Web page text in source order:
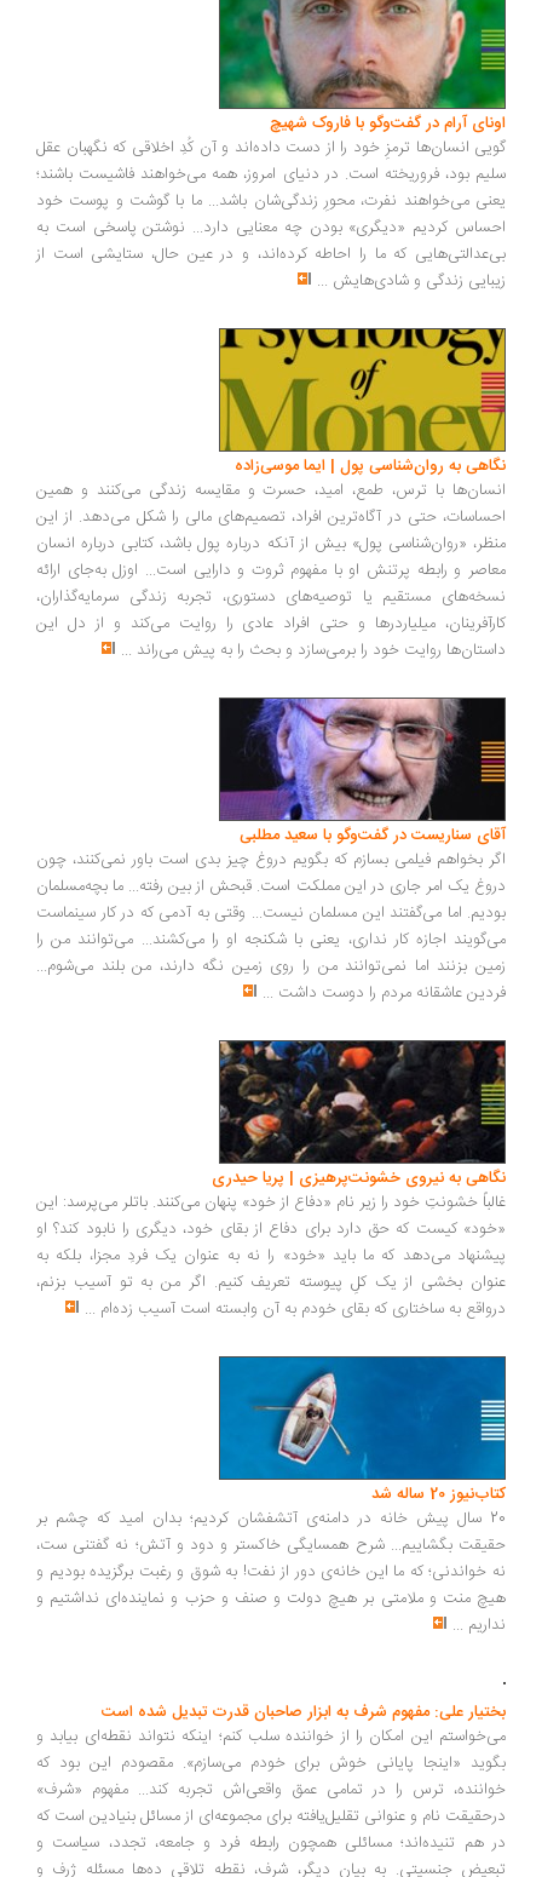
اونای آرام در گفت‌وگو با فاروک شهیچ‭
گویی انسان‌ها ترمزِ خود را از دست داده‌اند و آن کُدِ اخلاقی که نگهبان عقل
سلیم بود، فروریخته است. در دنیای امروز، همه می‌خواهند فاشیست باشند؛
یعنی می‌خواهند نفرت، محورِ زندگی‌شان باشد... ما با گوشت و پوست خود
احساس کردیم «دیگری» بودن چه معنایی دارد... نوشتن پاسخی است به
بی‌عدالتی‌هایی که ما را احاطه کرده‌اند، و در عین حال، ستایشی است از
زیبایی زندگی و شادی‌هایش ...
نگاهی به روان‌شناسی پول | ایما موسی‌زاده
انسان‌ها با ترس، طمع، امید، حسرت و مقایسه زندگی می‌کنند و همین
احساسات، حتی در آگاه‌ترین افراد، تصمیم‌های مالی را شکل می‌دهد. از این
منظر، «روان‌شناسی پول» بیش از آنکه درباره پول باشد، کتابی درباره انسان
معاصر و رابطه پرتنش او با مفهوم ثروت و دارایی است... اوزل به‌جای ارائه
نسخه‌های مستقیم یا توصیه‌های دستوری، تجربه زندگی سرمایه‌گذاران،
کارآفرینان، میلیاردرها و حتی افراد عادی را روایت می‌کند و از دل این
داستان‌ها روایت خود را برمی‌سازد و بحث را به پیش می‌راند ...
آقای سناریست در گفت‌وگو با سعید مطلبی
اگر بخواهم فیلمی بسازم که بگویم دروغ چیز بدی است باور نمی‌کنند، چون
دروغ یک امر جاری در این مملکت است. قبحش از بین رفته... ما بچه‌مسلمان
بودیم. اما می‌گفتند این مسلمان نیست... وقتی به آدمی که در کار سینماست
می‌گویند اجازه کار نداری، یعنی با شکنجه او را می‌کشند... می‌توانند من را
زمین بزنند اما نمی‌توانند من را روی زمین نگه دارند، من بلند می‌شوم...
فردین عاشقانه مردم را دوست داشت ...
نگاهی به نیروی خشونت‌پرهیزی | پریا حیدری
غالباً خشونتِ خود را زیر نام «دفاع از خود» پنهان می‌کنند. باتلر می‌پرسد: این
«خود» کیست که حق دارد برای دفاع از بقای خود، دیگری را نابود کند؟ او
پیشنهاد می‌دهد که ما باید «خود» را نه به عنوان یک فردِ مجزا، بلکه به
عنوان بخشی از یک کلِ پیوسته تعریف کنیم. اگر من به تو آسیب بزنم،
درواقع به ساختاری که بقای خودم به آن وابسته است آسیب زده‌ام ...
کتاب‌نیوز 20 ساله شد
20 سال پیش خانه در دامنه‌ی آتشفشان کردیم؛ بدان امید که چشم بر
حقیقت بگشاییم... شرح همسایگی خاکستر و دود و آتش؛ نه گفتنی ست،
نه خواندنی؛ که ما این خانه‌ی دور از نفت! به شوق و رغبت برگزیده بودیم و
هیچ منت و ملامتی بر هیچ دولت و صنف و حزب و نماینده‌ای نداشتیم و
نداریم ...
بختیار علی: مفهوم شرف به ابزار صاحبان قدرت تبدیل شده است
می‌خواستم این امکان را از خواننده سلب کنم؛ اینکه نتواند نقطه‌ای بیابد و
بگوید‌ «اینجا پایانی خوش برای خودم می‌سازم». مقصودم این بود که